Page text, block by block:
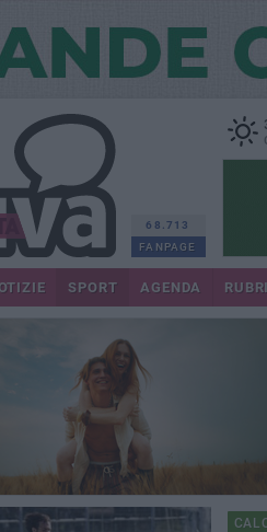
68.713
FANPAGE
SPORT AGENDA